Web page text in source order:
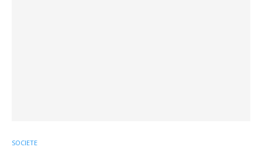
SOCIETE